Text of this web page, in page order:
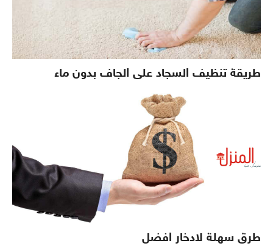
طريقة تنظيف السجاد على الجاف بدون ماء
طرق سهلة لادخار افضل